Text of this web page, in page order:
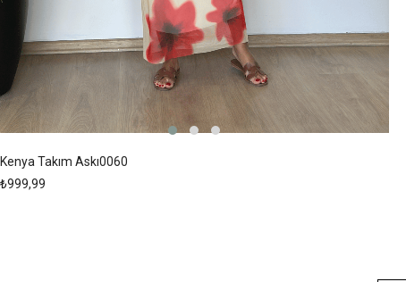
Kenya Takım Askı0060
₺999,99